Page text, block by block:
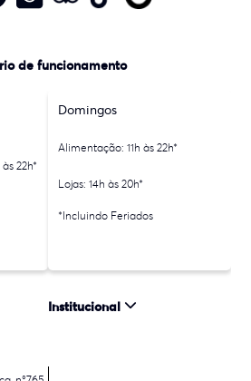
de funcionamento
22h*
Domingos
Alimentação: 11h às 22h*
Lojas: 14h às 20h*
*Incluindo Feriados
Institucional